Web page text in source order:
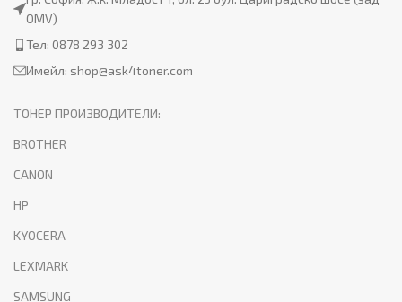
OMV)
Тел: 0878 293 302
Имейл: shop@ask4toner.com
ТОНЕР ПРОИЗВОДИТЕЛИ:
BROTHER
CANON
HP
KYOCERA
LEXMARK
SAMSUNG